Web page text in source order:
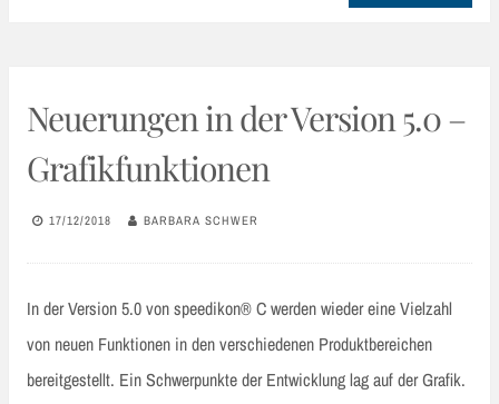
Neuerungen in der Version 5.0 –
Grafikfunktionen
17/12/2018 BARBARA SCHWER
In der Version 5.0 von speedikon® C werden wieder eine Vielzahl
von neuen Funktionen in den verschiedenen Produktbereichen
bereitgestellt. Ein Schwerpunkte der Entwicklung lag auf der Grafik.